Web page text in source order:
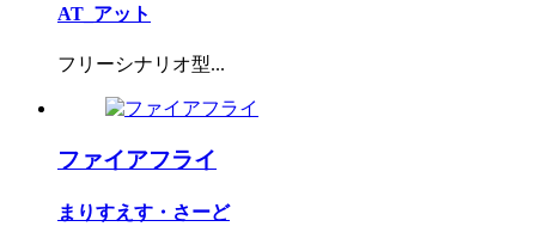
AT_アット
フリーシナリオ型...
ファイアフライ
まりすえす・さーど